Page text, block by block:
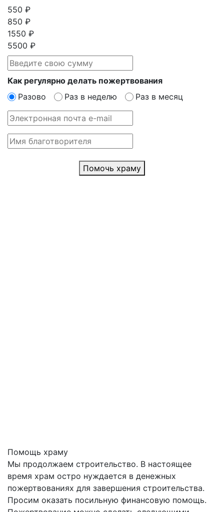
550 ₽
850 ₽
1550 ₽
5500 ₽
Как регулярно делать пожертвования
Разово
Раз в неделю Раз в месяц
Помочь храму
Помощь храму
Мы продолжаем строительство. В настоящее
время храм остро нуждается в денежных
пожертвованиях для завершения строительства.
Просим оказать посильную финансовую помощь.